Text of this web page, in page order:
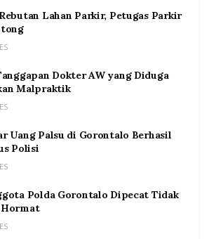
Lahan Parkir, Petugas Parkir
Dokter AW yang Diduga
Malpraktik
Uang Palsu di Gorontalo Berhasil
Polisi
Polda Gorontalo Dipecat Tidak
Hormat